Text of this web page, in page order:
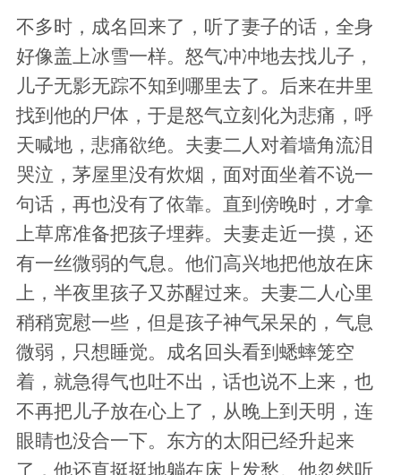
不多时，成名回来了，听了妻子的话，全身
好像盖上冰雪一样。怒气冲冲地去找儿子，
儿子无影无踪不知到哪里去了。后来在井里
找到他的尸体，于是怒气立刻化为悲痛，呼
天喊地，悲痛欲绝。夫妻二人对着墙角流泪
哭泣，茅屋里没有炊烟，面对面坐着不说一
句话，再也没有了依靠。直到傍晚时，才拿
上草席准备把孩子埋葬。夫妻走近一摸，还
有一丝微弱的气息。他们高兴地把他放在床
上，半夜里孩子又苏醒过来。夫妻二人心里
稍稍宽慰一些，但是孩子神气呆呆的，气息
微弱，只想睡觉。成名回头看到蟋蟀笼空
着，就急得气也吐不出，话也说不上来，也
不再把儿子放在心上了，从晚上到天明，连
眼睛也没合一下。东方的太阳已经升起来
了，他还直挺挺地躺在床上发愁。他忽然听